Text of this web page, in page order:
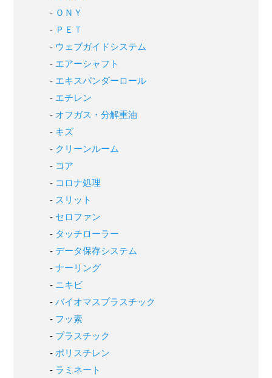
ＯＮＹ
ＰＥＴ
ウェブガイドシステム
エアーシャフト
エキスパンダーロール
エチレン
オフガス・分解重油
キズ
クリーンルーム
コア
コロナ処理
スリット
セロファン
タッチローラー
データ保存システム
ナーリング
ニキビ
バイオマスプラスチック
フッ素
プラスチック
ポリスチレン
ラミネート